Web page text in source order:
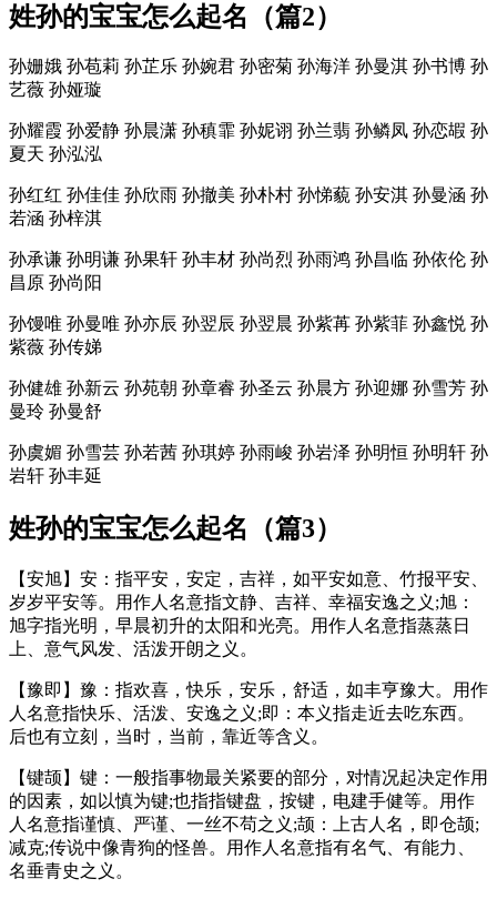
姓孙的宝宝怎么起名（篇2）
孙姗娥 孙苞莉 孙芷乐 孙婉君 孙密菊 孙海洋 孙曼淇 孙书博 孙
艺薇 孙娅璇
孙耀霞 孙爱静 孙晨潇 孙稹霏 孙妮诩 孙兰翡 孙鳞凤 孙恋嘏 孙
夏天 孙泓泓
孙红红 孙佳佳 孙欣雨 孙撤美 孙朴村 孙悌藐 孙安淇 孙曼涵 孙
若涵 孙梓淇
孙承谦 孙明谦 孙果轩 孙丰材 孙尚烈 孙雨鸿 孙昌临 孙依伦 孙
昌原 孙尚阳
孙馒唯 孙曼唯 孙亦辰 孙翌辰 孙翌晨 孙紫苒 孙紫菲 孙鑫悦 孙
紫薇 孙传娣
孙健雄 孙新云 孙苑朝 孙章睿 孙圣云 孙晨方 孙迎娜 孙雪芳 孙
曼玲 孙曼舒
孙虞媚 孙雪芸 孙若茜 孙琪婷 孙雨峻 孙岩泽 孙明恒 孙明轩 孙
岩轩 孙丰延
姓孙的宝宝怎么起名（篇3）
【安旭】安：指平安，安定，吉祥，如平安如意、竹报平安、
岁岁平安等。用作人名意指文静、吉祥、幸福安逸之义;旭：
旭字指光明，早晨初升的太阳和光亮。用作人名意指蒸蒸日
上、意气风发、活泼开朗之义。
【豫即】豫：指欢喜，快乐，安乐，舒适，如丰亨豫大。用作
人名意指快乐、活泼、安逸之义;即：本义指走近去吃东西。
后也有立刻，当时，当前，靠近等含义。
【键颉】键：一般指事物最关紧要的部分，对情况起决定作用
的因素，如以慎为键;也指指键盘，按键，电建手健等。用作
人名意指谨慎、严谨、一丝不苟之义;颉：上古人名，即仓颉;
减克;传说中像青狗的怪兽。用作人名意指有名气、有能力、
名垂青史之义。